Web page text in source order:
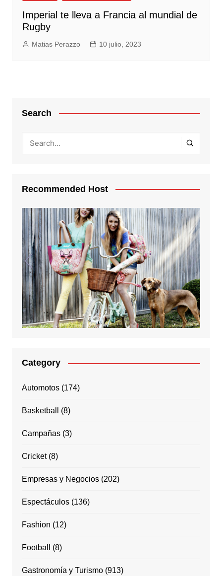
Imperial te lleva a Francia al mundial de
Rugby
Matias Perazzo 10 julio, 2023
Search
Recommended Host
Category
Automotos(174)
Basketball (8)
Campañas(3)
Cricket(8)
Empresas y Negocios(202)
Espectáculos(136)
Fashion (12)
Football (8)
Gastronomía y Turismo(913)